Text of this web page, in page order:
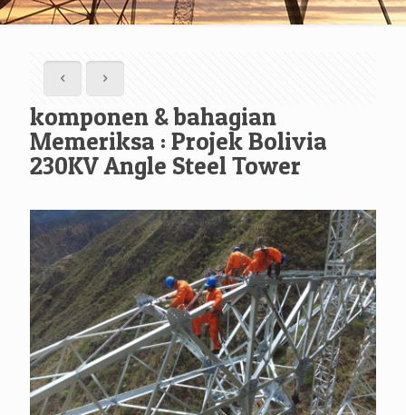
komponen & bahagian
Memeriksa : Projek Bolivia
230KV Angle Steel Tower